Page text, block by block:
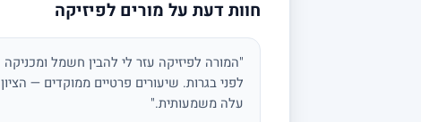
חוות דעת על מורים לפיזיקה
"המורה לפיזיקה עזר לי להבין חשמל ומכניקה
לפני בגרות. שיעורים פרטיים ממוקדים — הציון
עלה משמעותית."